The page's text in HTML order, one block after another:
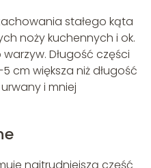
stałego kąta
noży kuchennych i ok.
Długość części
cm większa niż długość
i mniej
najtrudniejszą część